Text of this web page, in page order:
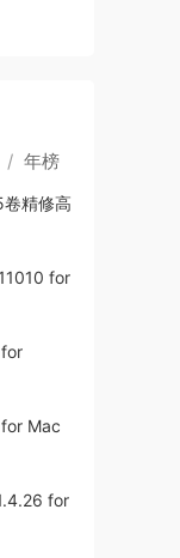
/ 年榜
精修高
for
Mac
for